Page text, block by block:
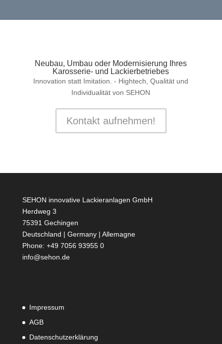
Neubau, Umbau oder Modernisierung Ihres
Karosserie- und Lackierbetriebes
Innovation statt Imitation. - Hightech, Qualität und
Individualität von SEHON
Kontakt aufnehmen!
SEHON innovative Lackieranlagen GmbH
Herdweg 3
75391 Gechingen
Deutschland | Germany | Allemagne
Phone: +49 7056 93955 0
info@sehon.de
Impressum
AGB
Datenschutzerklärung